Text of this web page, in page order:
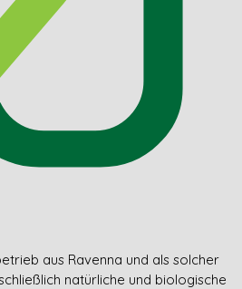
aus Ravenna und als solcher
natürliche und biologische